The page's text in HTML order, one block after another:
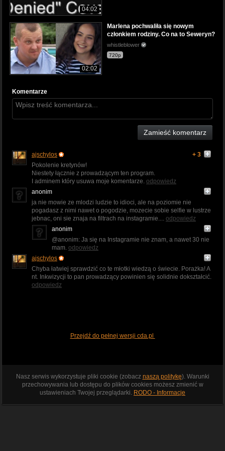
04:02
02:02
Marlena pochwaliła się nowym
członkiem rodziny. Co na to Seweryn?
whistleblower
720p
Komentarze
Zamieść komentarz
ajschylos
+ 3
Pokolenie kretynów!
Niestety łącznie z prowadzącym ten program.
I adminem który usuwa moje komentarze. odpowiedz
anonim
ja nie mowie ze mlodzi ludzie to idioci, ale na poziomie nie
pogadasz z nimi nawet o pogodzie, mozecie sobie selfie w lustrze
jebnac, oni sie znaja na filtrach na instagramie.... odpowiedz
anonim
@anonim: Ja się na Instagramie nie znam, a nawet 30 nie
mam. odpowiedz
ajschylos
Chyba łatwiej sprawdzić co te młotki wiedzą o świecie. Porażka! A
nt. Inkwizycji to pan prowadzący powinien się solidnie dokształcić.
odpowiedz
Przejdź do pełnej wersji cda.pl
Nasz serwis wykorzystuje pliki cookie (zobacz naszą politykę). Warunki
przechowywania lub dostępu do plików cookies możesz zmienić w
ustawieniach Twojej przeglądarki. RODO - Informacje